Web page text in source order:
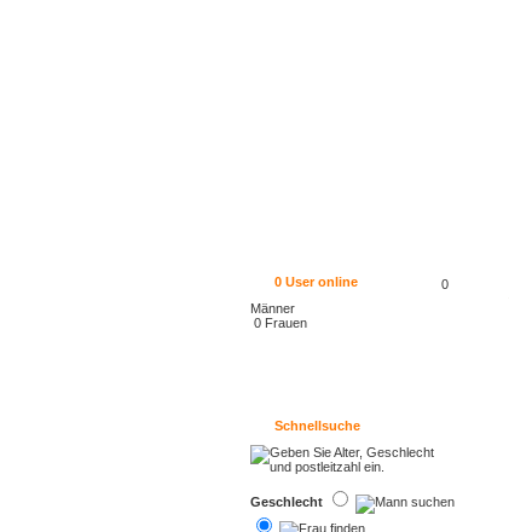
0User online
0
Männer
0 Frauen
Schnellsuche
Geschlecht